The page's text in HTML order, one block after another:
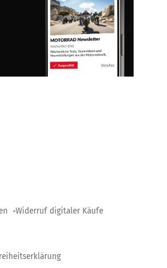
Widerruf digitaler Käufe